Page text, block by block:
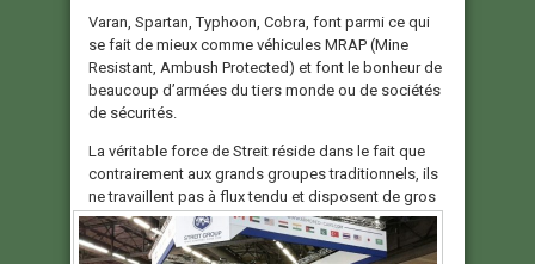
Varan, Spartan, Typhoon, Cobra, font parmi ce qui
se fait de mieux comme véhicules MRAP (Mine
Resistant, Ambush Protected) et font le bonheur de
beaucoup d’armées du tiers monde ou de sociétés
de sécurités.
La véritable force de Streit réside dans le fait que
contrairement aux grands groupes traditionnels, ils
ne travaillent pas à flux tendu et disposent de gros